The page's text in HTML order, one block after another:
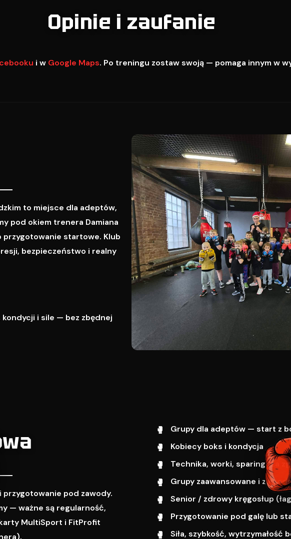
Opinie i zaufanie
i w Google Maps. Po treningu zostaw swoją — pomaga innym w
to miejsce dla adeptów,
pod okiem trenera Damiana
startowe. Klub
bezpieczeństwo i realny
i sile — bez zbędnej
pod zawody.
— ważne są regularność,
MultiSport i FitProfit
Grupy dla adeptów — start z
Kobiecy boks i kondycja
Technika, worki, sparing (za
Grupy zaawansowane i
Senior / zdrowy kręgosłup
Przygotowanie pod galę lub
Siła, szybkość, wytrzymałość